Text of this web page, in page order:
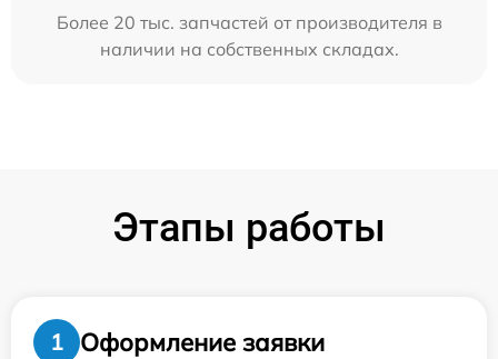
Более 20 тыс. запчастей от производителя в
наличии на собственных складах.
Этапы работы
1
Оформление заявки